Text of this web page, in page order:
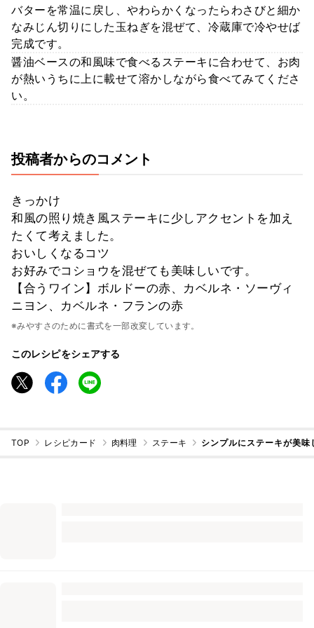
バターを常温に戻し、やわらかくなったらわさびと細か
なみじん切りにした玉ねぎを混ぜて、冷蔵庫で冷やせば
完成です。
醤油ベースの和風味で食べるステーキに合わせて、お肉
が熱いうちに上に載せて溶かしながら食べてみてくださ
い。
投稿者からのコメント
きっかけ
和風の照り焼き風ステーキに少しアクセントを加え
たくて考えました。
おいしくなるコツ
お好みでコショウを混ぜても美味しいです。
【合うワイン】ボルドーの赤、カベルネ・ソーヴィ
ニヨン、カベルネ・フランの赤
※みやすさのために書式を一部改変しています。
このレシピをシェアする
TOP レシピカード 肉料理 ステーキ シンプルにステーキが美